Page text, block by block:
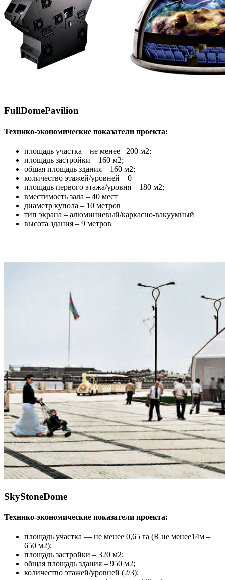
FullDomePavilion
Технико-экономические показатели проекта:
площадь участка – не менее –200 м2;
площадь застройки – 160 м2;
общая площадь здания – 160 м2;
количество этажей/уровней – 0
площадь первого этажа/уровня – 180 м2;
вместимость зала – 40 мест
диаметр купола – 10 метров
тип экрана – алюминиевый/каркасно-вакуумный
высота здания – 9 метров
SkyStoneDome
Технико-экономические показатели проекта:
площадь участка — не менее 0,65 га (R не менее14м –
650 м2);
площадь застройки – 320 м2;
общая площадь здания – 950 м2;
количество этажей/уровней (2/3);